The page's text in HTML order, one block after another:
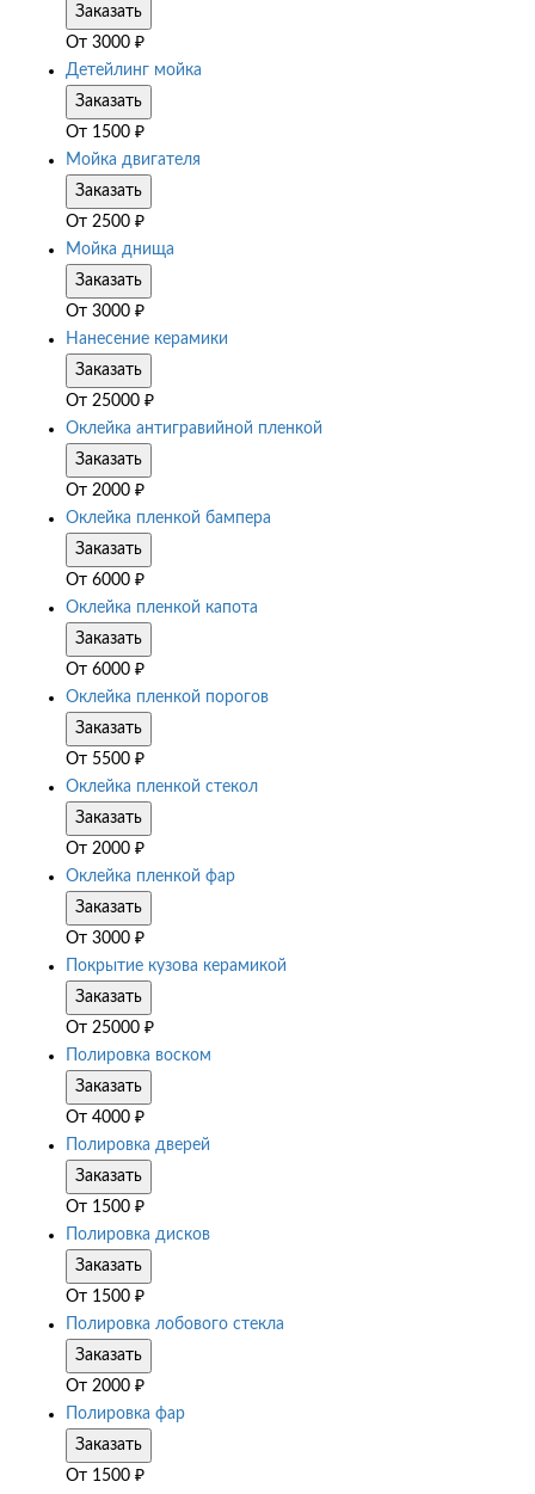
Заказать
От 3000 ₽
Детейлинг мойка
Заказать
От 1500 ₽
Мойка двигателя
Заказать
От 2500 ₽
Мойка днища
Заказать
От 3000 ₽
Нанесение керамики
Заказать
От 25000 ₽
Оклейка антигравийной пленкой
Заказать
От 2000 ₽
Оклейка пленкой бампера
Заказать
От 6000 ₽
Оклейка пленкой капота
Заказать
От 6000 ₽
Оклейка пленкой порогов
Заказать
От 5500 ₽
Оклейка пленкой стекол
Заказать
От 2000 ₽
Оклейка пленкой фар
Заказать
От 3000 ₽
Покрытие кузова керамикой
Заказать
От 25000 ₽
Полировка воском
Заказать
От 4000 ₽
Полировка дверей
Заказать
От 1500 ₽
Полировка дисков
Заказать
От 1500 ₽
Полировка лобового стекла
Заказать
От 2000 ₽
Полировка фар
Заказать
От 1500 ₽